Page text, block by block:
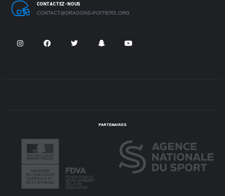
CONTACTEZ-NOUS
CONTACT@DRAGONS-POITIERS.ORG
PARTENAIRES